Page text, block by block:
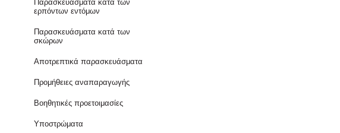
Παρασκευάσματα κατά των
ερπόντων εντόμων
Παρασκευάσματα κατά των
σκώρων
Αποτρεπτικά παρασκευάσματα
Προμήθειες αναπαραγωγής
Βοηθητικές προετοιμασίες
Υποστρώματα